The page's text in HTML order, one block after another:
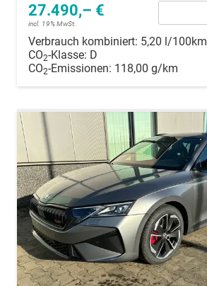
27.490,– €
incl. 19% MwSt.
Verbrauch kombiniert: 5,20 l/100km
CO2-Klasse: D
CO2-Emissionen: 118,00 g/km